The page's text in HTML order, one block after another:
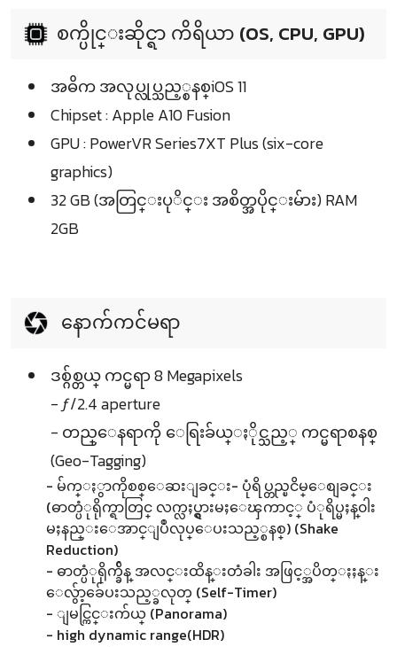
စက္ပိုင္းဆိုင္ရာ ကိရိယာ (OS, CPU, GPU)
အဓိက အလုပ္လုပ္သည့္စနစ္iOS 11
Chipset : Apple A10 Fusion
GPU : PowerVR Series7XT Plus (six-core
graphics)
32 GB (အတြင္းပုိင္း အစိတ္အပိုင္းမ်ား) RAM
2GB
နောက်ကင်မရာ
ဒစ္ဂ်စ္တယ္ ကင္မရာ 8 Megapixels
- ƒ/2.4 aperture
- တည္ေနရာကို ေရြးခ်ယ္ႏိုင္သည့္ ကင္မရာစနစ္
(Geo-Tagging)
- မ်က္ႏွာကိုစစ္ေဆးျခင္း- ပုံရိပ္တည္ၿငိမ္ေစျခင္း
(ဓာတ္ပံုရိုက္ရာတြင္ လက္လႈပ္ရွားမႈေၾကာင့္ ပံုရိပ္မႈန္၀ါး
မႈနည္းေအာင္ျပဳလုပ္ေပးသည့္စနစ္) (Shake
Reduction)
- ဓာတ္ပံုရိုက္ခ်ိန္ အလင္းထိန္းတံခါး အဖြင့္အပိတ္ႏႈန္း
ေလွ်ာ့ခ်ေပးသည့္ခလုတ္ (Self-Timer)
- ျမင္ကြင္းက်ယ္ (Panorama)
- high dynamic range(HDR)